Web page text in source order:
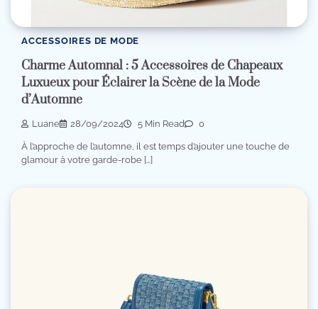
ACCESSOIRES DE MODE
Charme Automnal : 5 Accessoires de Chapeaux
Luxueux pour Éclairer la Scène de la Mode
d’Automne
Luane 28/09/2024 5 Min Read 0
À l’approche de l’automne, il est temps d’ajouter une touche de
glamour à votre garde-robe […]